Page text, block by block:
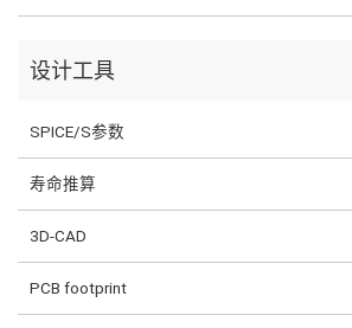
设计工具
SPICE/S参数
寿命推算
3D-CAD
PCB footprint